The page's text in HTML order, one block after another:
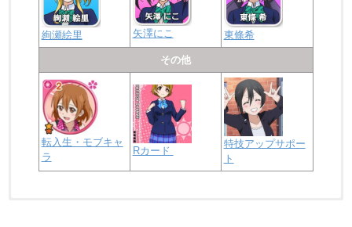
絢瀬絵里 矢澤にこ 東條希
その他
転入生・モブキャ
ラ
Rカード
特技アップサポー
ト